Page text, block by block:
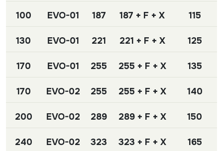
100 EVO-01 187 187 + F + X 115
130 EVO-01 221 221 + F + X 125
170 EVO-01 255 255 + F + X 135
170 EVO-02 255 255 + F + X 140
200 EVO-02 289 289 + F + X 150
240 EVO-02 323 323 + F + X 165